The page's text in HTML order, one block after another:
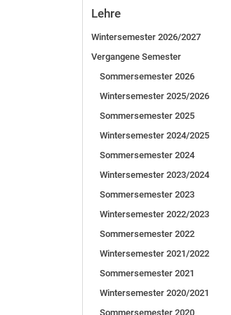
Lehre
Wintersemester 2026/2027
Vergangene Semester
Sommersemester 2026
Wintersemester 2025/2026
Sommersemester 2025
Wintersemester 2024/2025
Sommersemester 2024
Wintersemester 2023/2024
Sommersemester 2023
Wintersemester 2022/2023
Sommersemester 2022
Wintersemester 2021/2022
Sommersemester 2021
Wintersemester 2020/2021
Sommersemester 2020